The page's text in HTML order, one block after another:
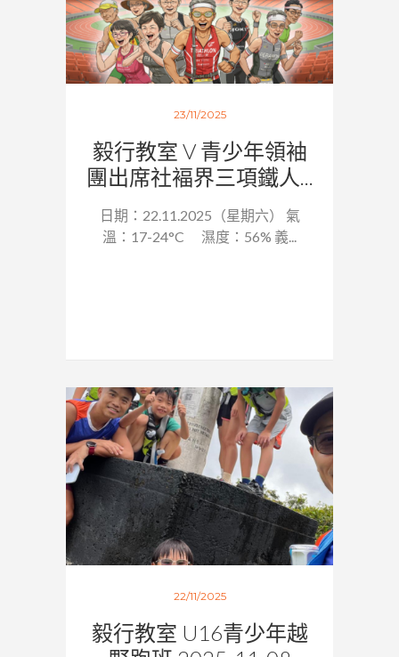
23/11/2025
毅行教室 V 青少年領袖
團出席社褔界三項鐵人...
日期：22.11.2025（星期六） 氣
溫：17-24°C 濕度：56% 義...
22/11/2025
毅行教室 U16青少年越